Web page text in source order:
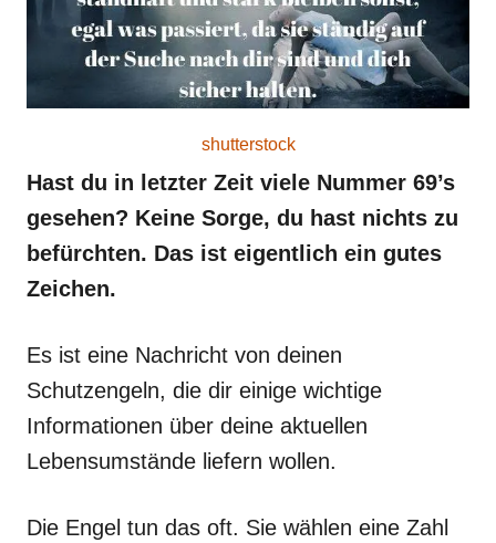
shutterstock
Hast du in letzter Zeit viele Nummer 69’s
gesehen? Keine Sorge, du hast nichts zu
befürchten. Das ist eigentlich ein gutes
Zeichen.
Es ist eine Nachricht von deinen
Schutzengeln, die dir einige wichtige
Informationen über deine aktuellen
Lebensumstände liefern wollen.
Die Engel tun das oft. Sie wählen eine Zahl